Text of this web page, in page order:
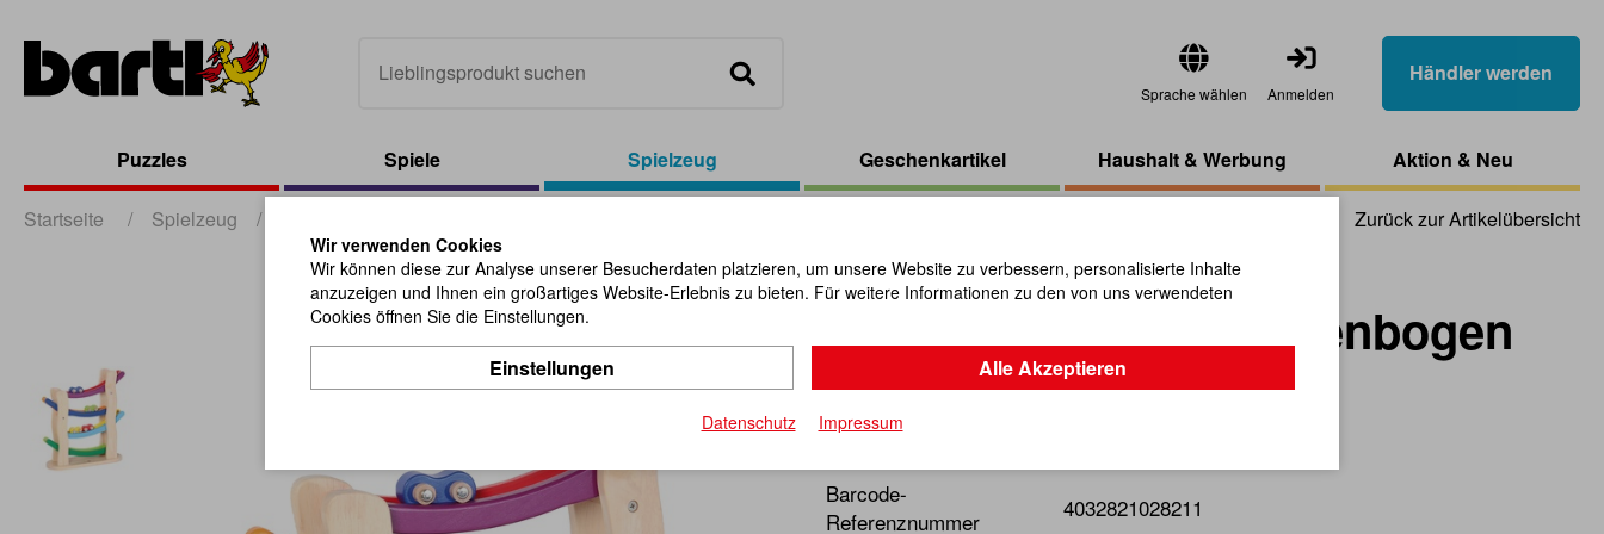
Sprache wählen Anmelden
Händler werden
Puzzles Spiele Spielzeug Geschenkartikel Haushalt & Werbung Aktion & Neu
Startseite / Spielzeug / Zurück zur Artikelübersicht
PINTOY Rollbahn Regenbogen
Artikel-Nr.:112359
Hochwertige Bahn aus massivem Holz.
Barcode-
Referenznummer
4032821028211
Wir verwenden Cookies
Wir können diese zur Analyse unserer Besucherdaten platzieren, um unsere Website zu verbessern, personalisierte Inhalte
anzuzeigen und Ihnen ein großartiges Website-Erlebnis zu bieten. Für weitere Informationen zu den von uns verwendeten
Cookies öffnen Sie die Einstellungen.
Einstellungen Alle Akzeptieren
Datenschutz Impressum